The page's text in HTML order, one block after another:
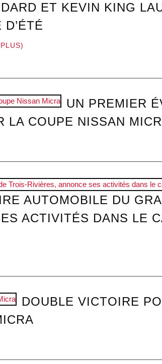
ET KEVIN KING
UN PREMIER
LA COUPE NISSAN
AUTOMOBILE DU
ACTIVITÉS DANS LE
DOUBLE VICTOIRE